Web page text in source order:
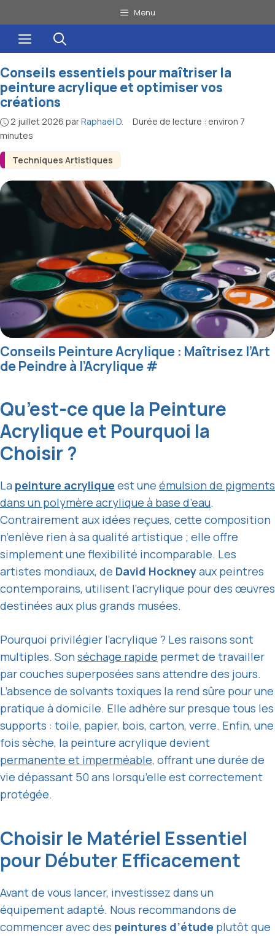
au
contenu
Menu
Menu
Techniques Artistiques
Conseils essentiels pour maîtriser la
peinture acrylique et optimiser vos
créations
2 juillet 2026 parRaphaël D. · Durée de lecture : environ 7
minutes
Conseils Peinture Acrylique : Maîtrisez l’Art
de Peindre à l’Acrylique#
Qu’est-ce que la Peinture
Acrylique et Pourquoi la
Choisir ?
La peinture acrylique est une émulsion de pigments
dans un polymère acrylique à base d’eau.
Contrairement aux idées reçues, cette composition
n’enlève rien à sa qualité artistique ; elle offre
simplement une flexibilité incomparable. Les
artistes mondiaux, de David Hockneyaux peintres
contemporains, utilisent l’acrylique pour des œuvres
destinées aux plus grands musées.
Pourquoi privilégier l’acrylique ? Les raisons sont
multiples. Sonséchage rapide permet de travailler
par couches superposées sans attendre des jours.
L’absence de solvants toxiques la rend sûre pour une
pratique à domicile. Elle adhère sur presque tous les
supports : toile, papier, bois, carton, verre. Enfin, une
fois sèche, la peinture acrylique devient
permanente et imperméable, offrant une durée de
vie dépassant 50 ans lorsqu’elle est correctement
protégée.
Choisir le Matériel Essentiel
pour Débuter Efficacement
Avant de vous lancer, investissez dans un
équipement adapté. Nous recommandons de
commencer avec des peintures d’étude plutôt que